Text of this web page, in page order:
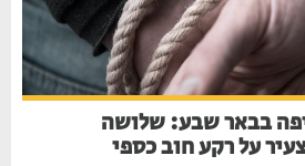
בבאר שבע: שלושה
על רקע חוב כספי